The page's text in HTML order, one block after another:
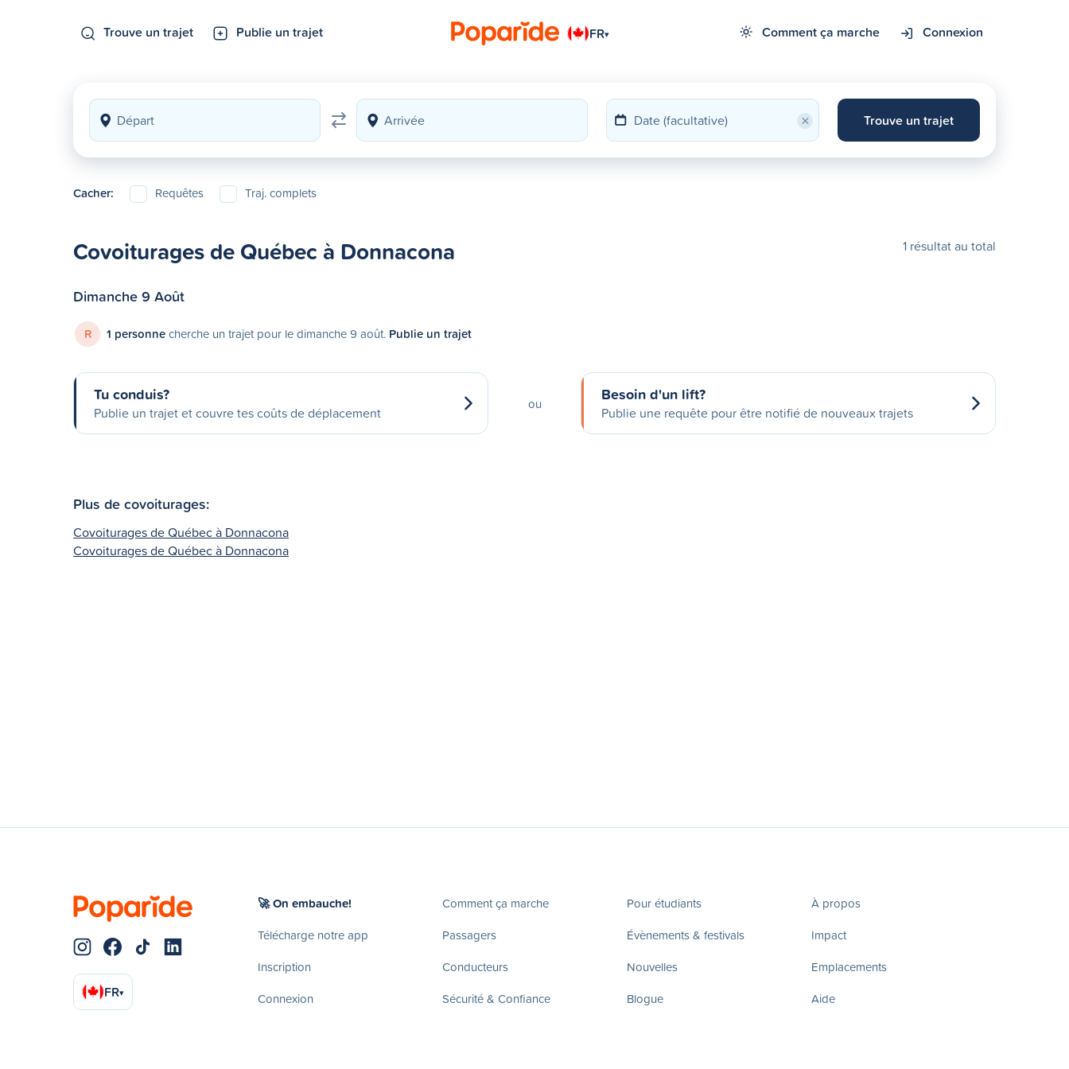
Trouve un trajet Publie un trajet FR▾ Comment ça marche Connexion
× Trouve un trajet
Cacher: Requêtes Traj. complets
Covoiturages de Québec à Donnacona 1 résultat au total
Dimanche 9 Août
R 1 personnecherche un trajet pour le dimanche 9 août. Publie un trajet
Tu conduis?
Publie un trajet et couvre tes coûts de déplacement
ou Besoin d'un lift?
Publie une requête pour être notifié de nouveaux trajets
Plus de covoiturages:
Covoiturages de Québec à Donnacona
Covoiturages de Québec à Donnacona
FR▾
🚀 On embauche!
Télécharge notre app
Inscription
Connexion
Comment ça marche
Passagers
Conducteurs
Sécurité & Confiance
Pour étudiants
Évènements & festivals
Nouvelles
Blogue
À propos
Impact
Emplacements
Aide